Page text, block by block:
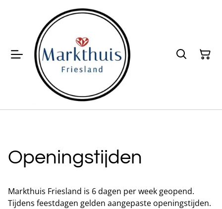
Openingstijden
Markthuis Friesland is 6 dagen per week geopend.
Tijdens feestdagen gelden aangepaste openingstijden.